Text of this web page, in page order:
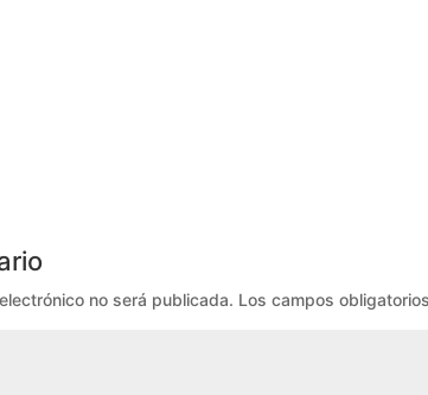
no será publicada. Los campos